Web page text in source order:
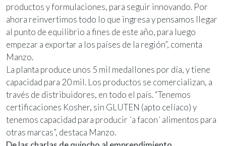
productos y formulaciones, para seguir innovando. Por
ahora reinvertimos todo lo que ingresa y pensamos llegar
al punto de equilibrio a fines de este año, para luego
empezar a exportar a los países de la región”, comenta
Manzo.
La planta produce unos 5 mil medallones por día, y tiene
capacidad para 20 mil. Los productos se comercializan, a
través de distribuidores, en todo el país. “Tenemos
certificaciones Kosher, sin GLUTEN (apto celíaco) y
tenemos capacidad para producir ´a facon´ alimentos para
otras marcas”, destaca Manzo.